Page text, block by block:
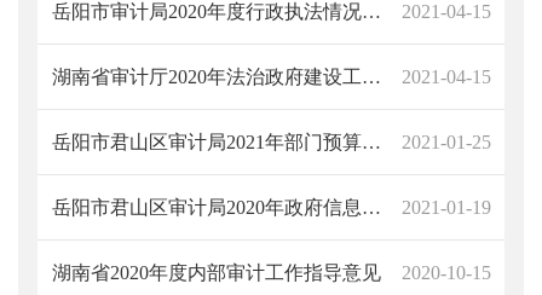
岳阳市审计局2020年度行政执法情况报告 2021-04-15
湖南省审计厅2020年法治政府建设工作情况报告 2021-04-15
岳阳市君山区审计局2021年部门预算情况公开说明 2021-01-25
岳阳市君山区审计局2020年政府信息公开工作年度报告 2021-01-19
湖南省2020年度内部审计工作指导意见 2020-10-15